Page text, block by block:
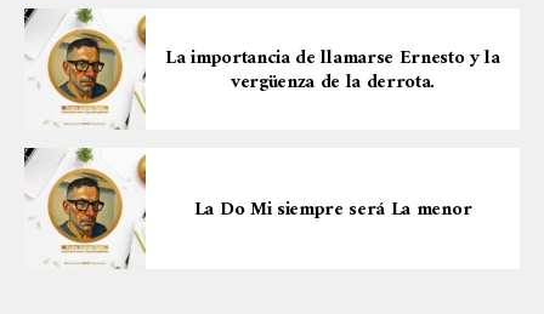
La importancia de llamarse Ernesto y la
vergüenza de la derrota.
La Do Mi siempre será La menor